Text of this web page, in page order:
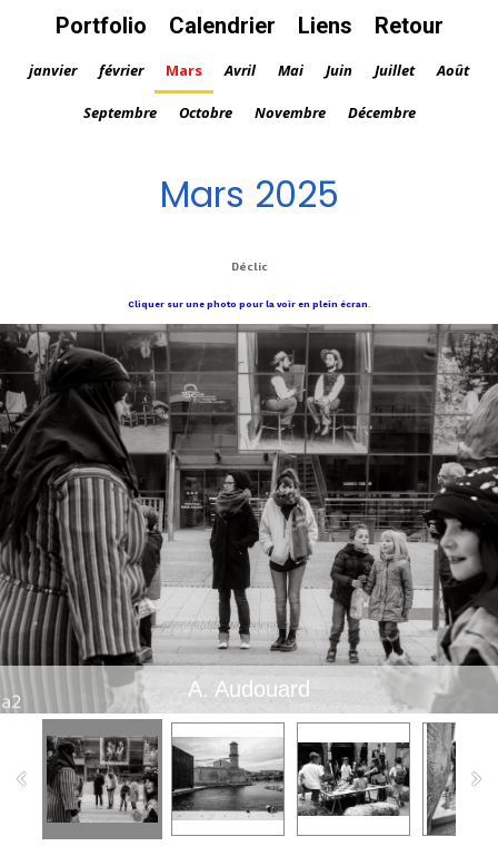
Portfolio Calendrier Liens Retour
janvier février Mars Avril Mai Juin Juillet Août
Septembre Octobre Novembre Décembre
Mars 2025
Déclic
Cliquer sur une photo pour la voir en plein écran.
A. Audouard